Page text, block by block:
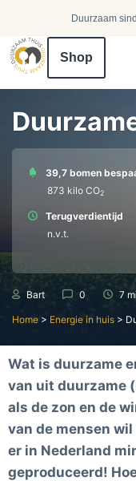
Duurzaam
Shop
39,7 bomen
873 kilo СО2
Terugverdientijd
n.v.t.
Bart 0 7
Home > Energie in huis >
Wat is duurzame
van uit duurzame
als de zon en de
van de mensen
er in Nederland
geproduceerd!